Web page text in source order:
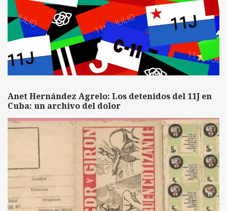
Anet Hernández Agrelo: Los detenidos del 11J en
Cuba: un archivo del dolor